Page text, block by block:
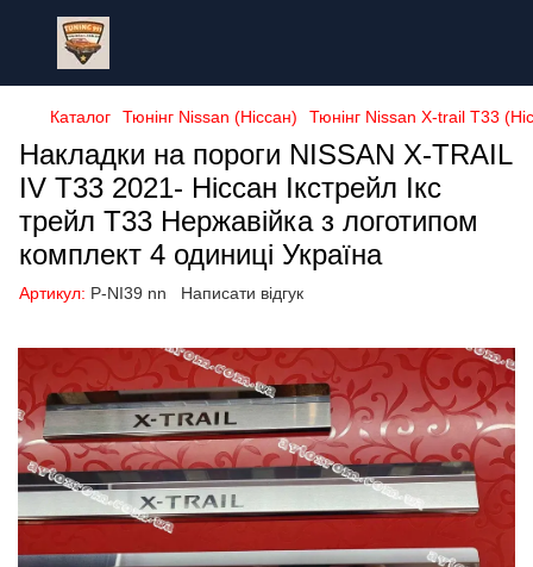
Каталог Тюнінг Nissan (Ніссан) Тюнінг Nissan X-trail T33
Накладки на пороги NISSAN X-TRAIL
IV T33 2021- Ніссан Ікстрейл Ікс
трейл Т33 Нержавійка з логотипом
комплект 4 одиниці Україна
Артикул: P-NI39 nn Написати відгук